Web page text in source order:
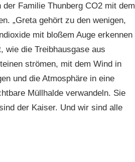
Familie Thunberg CO2 mit dem
„Greta gehört zu den wenigen,
mit bloßem Auge erkennen
wie die Treibhausgase aus
strömen, mit dem Wind in
und die Atmosphäre in eine
Müllhalde verwandeln. Sie
der Kaiser. Und wir sind alle